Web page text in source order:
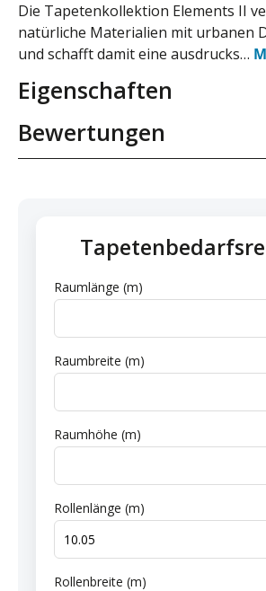
Die Tapetenkollektion Elements II
natürliche Materialien mit urbanen
und schafft damit eine ausdrucks…
Eigenschaften
Bewertungen
Raumlänge (m)
Raumbreite (m)
Raumhöhe (m)
Rollenlänge (m)
Rollenbreite (m)